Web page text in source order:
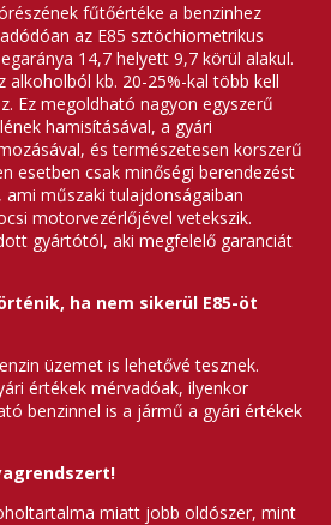
fűtőértéke a benzinhez
az E85 sztöchiometrikus
14,7 helyett 9,7 körül alakul.
alkoholból kb. 20-25%-kal több kell
Ez megoldható nagyon egyszerű
hamisításával, a gyári
és természetesen korszerű
esetben csak minőségi berendezést
műszaki tulajdonságaiban
motorvezérlőjével vetekszik.
gyártótól, aki megfelelő garanciát
ha nem sikerül E85-öt
üzemet is lehetővé tesznek.
értékek mérvadóak, ilyenkor
benzinnel is a jármű a gyári értékek
miatt jobb oldószer, mint